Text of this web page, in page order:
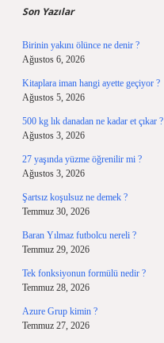
Son Yazılar
Birinin yakını ölünce ne denir ?
Ağustos 6, 2026
Kitaplara iman hangi ayette geçiyor ?
Ağustos 5, 2026
500 kg lık danadan ne kadar et çıkar ?
Ağustos 3, 2026
27 yaşında yüzme öğrenilir mi ?
Ağustos 3, 2026
Şartsız koşulsuz ne demek ?
Temmuz 30, 2026
Baran Yılmaz futbolcu nereli ?
Temmuz 29, 2026
Tek fonksiyonun formülü nedir ?
Temmuz 28, 2026
Azure Grup kimin ?
Temmuz 27, 2026